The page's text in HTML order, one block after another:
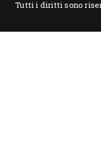
Tutti i diritti sono